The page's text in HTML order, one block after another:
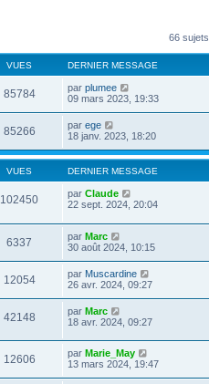
66 sujets
VUES DERNIER MESSAGE
85784 par plumee
09 mars 2023, 19:33
85266 par ege
18 janv. 2023, 18:20
VUES DERNIER MESSAGE
102450 par Claude
22 sept. 2024, 20:04
6337 par Marc
30 août 2024, 10:15
12054 par Muscardine
26 avr. 2024, 09:27
42148 par Marc
18 avr. 2024, 09:27
12606 par Marie_May
13 mars 2024, 19:47